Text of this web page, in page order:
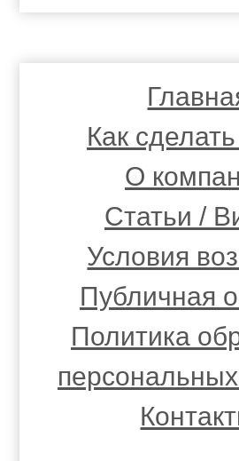
Как
О
Статьи /
Условия
Публичная
Политика